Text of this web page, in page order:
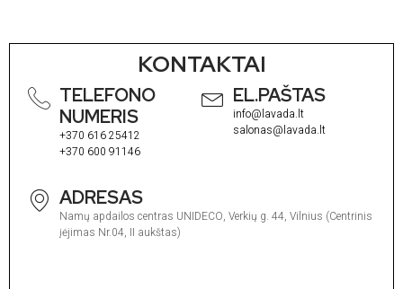
KONTAKTAI
TELEFONO
NUMERIS
+370 616 25412
+370 600 91146
EL.PAŠTAS
info@lavada.lt
salonas@lavada.lt
ADRESAS
Namų apdailos centras UNIDECO, Verkių g. 44, Vilnius (Centrinis
įėjimas Nr.04, II aukštas)